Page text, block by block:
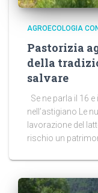
AGROECOLOGIA
Pastorizia
della
salvare
Se ne parla il 16
nell’astigiano Le
lavorazione del
rischio un